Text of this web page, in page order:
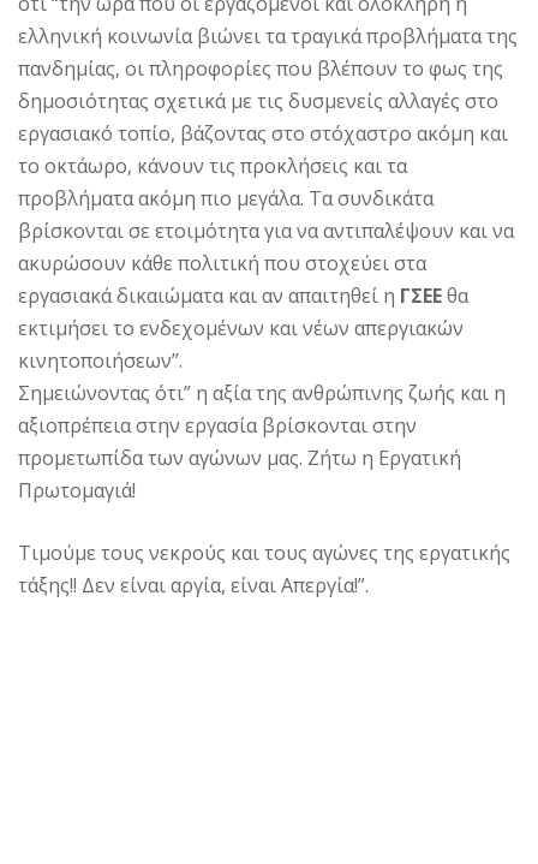
ελληνική κοινωνία βιώνει τα τραγικά προβλήματα της
πανδημίας, οι πληροφορίες που βλέπουν το φως της
δημοσιότητας σχετικά με τις δυσμενείς αλλαγές στο
εργασιακό τοπίο, βάζοντας στο στόχαστρο ακόμη και
το οκτάωρο, κάνουν τις προκλήσεις και τα
προβλήματα ακόμη πιο μεγάλα. Τα συνδικάτα
βρίσκονται σε ετοιμότητα για να αντιπαλέψουν και να
ακυρώσουν κάθε πολιτική που στοχεύει στα
εργασιακά δικαιώματα και αν απαιτηθεί η ΓΣΕΕθα
εκτιμήσει το ενδεχομένων και νέων απεργιακών
κινητοποιήσεων”.
Σημειώνοντας ότι” η αξία της ανθρώπινης ζωής και η
αξιοπρέπεια στην εργασία βρίσκονται στην
προμετωπίδα των αγώνων μας. Ζήτω η Εργατική
Πρωτομαγιά!
Τιμούμε τους νεκρούς και τους αγώνες της εργατικής
τάξης!! Δεν είναι αργία, είναι Απεργία!”.